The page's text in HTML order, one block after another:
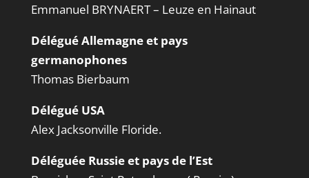
Emmanuel BRYNAERT – Leuze en Hainaut
Délégué Allemagne et pays
germanophones
Thomas Bierbaum
Délégué USA
Alex Jacksonville Floride.
Déléguée Russie et pays de l’Est